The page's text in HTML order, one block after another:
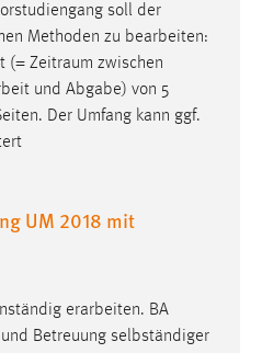
soll der
Methoden zu bearbeiten:
(= Zeitraum zwischen
und Abgabe) von 5
Der Umfang kann ggf.
UM 2018 mit
erarbeiten. BA
Betreuung selbständiger